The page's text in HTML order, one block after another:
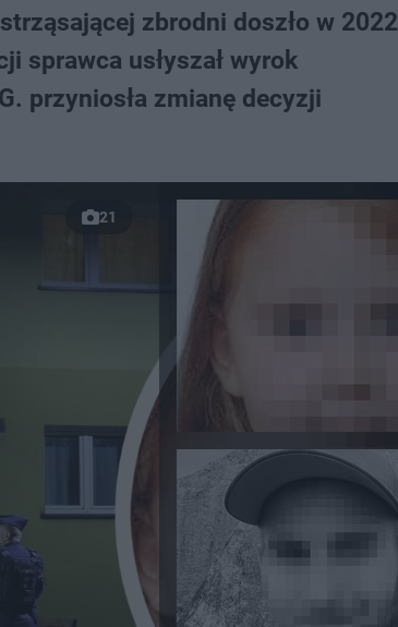
zbrodni doszło w 2022
sprawca usłyszał wyrok
przyniosła zmianę decyzji
21